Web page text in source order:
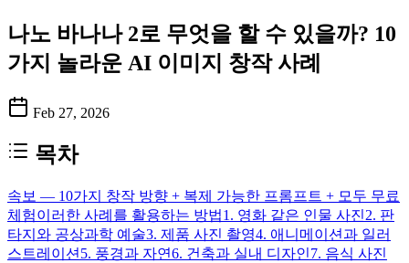
나노 바나나 2로 무엇을 할 수 있을까? 10
가지 놀라운 AI 이미지 창작 사례
Feb 27, 2026
목차
속보 — 10가지 창작 방향 + 복제 가능한 프롬프트 + 모두 무료
체험이러한 사례를 활용하는 방법1. 영화 같은 인물 사진2. 판
타지와 공상과학 예술3. 제품 사진 촬영4. 애니메이션과 일러
스트레이션 5. 풍경과 자연6. 건축과 실내 디자인7. 음식 사진